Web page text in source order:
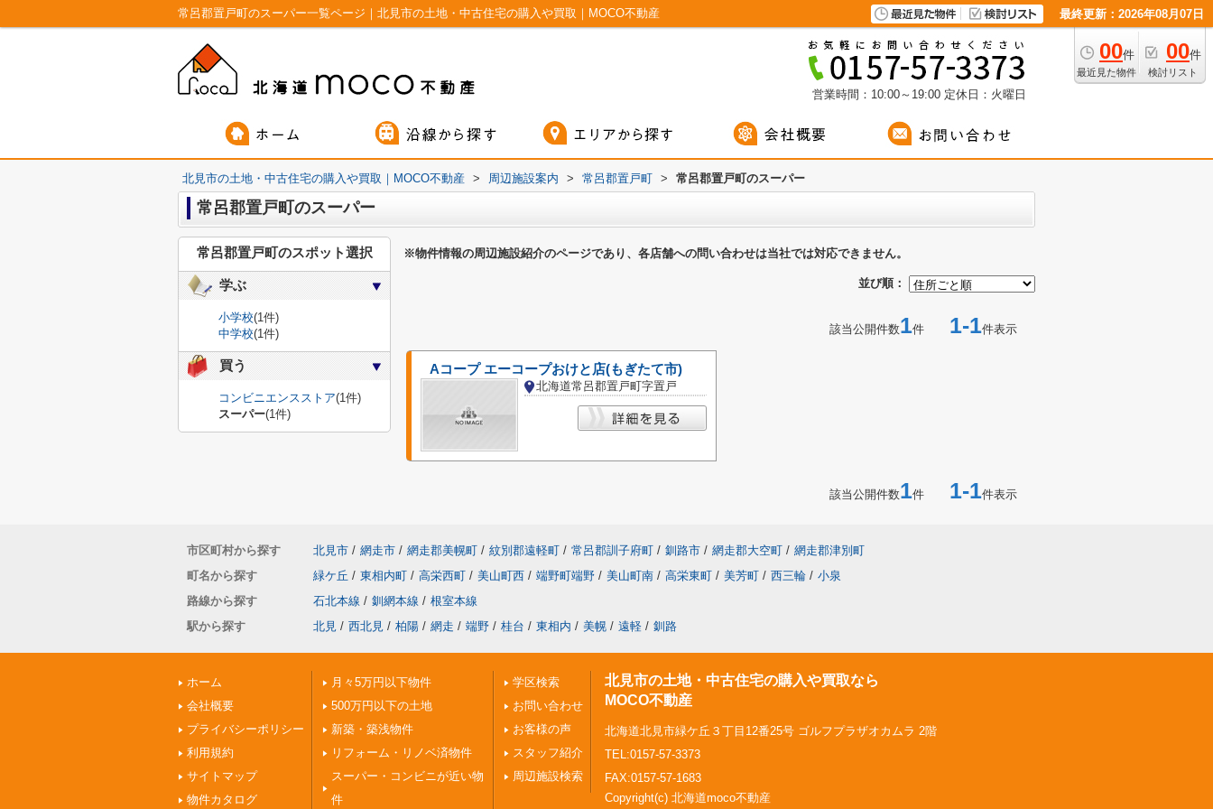
常呂郡置戸町のスーパー一覧ページ｜北見市の土地・中古住宅の購入や買取｜MOCO不動産 最終更新：2026年08月07日
00件
最近見た物件
00件
検討リスト
営業時間：10:00～19:00 定休日：火曜日
北見市の土地・中古住宅の購入や買取｜MOCO不動産 > 周辺施設案内 > 常呂郡置戸町 > 常呂郡置戸町のスーパー
常呂郡置戸町のスーパー
※物件情報の周辺施設紹介のページであり、各店舗への問い合わせは当社では対応できません。
並び順：
該当公開件数1件 1-1件表示
Aコープ エーコープおけと店(もぎたて市)
北海道常呂郡置戸町字置戸
該当公開件数1件 1-1件表示
常呂郡置戸町のスポット選択
学ぶ
小学校(1件)
中学校(1件)
買う
コンビニエンスストア(1件)
スーパー(1件)
市区町村から探す 北見市 / 網走市 / 網走郡美幌町 / 紋別郡遠軽町 / 常呂郡訓子府町 / 釧路市 / 網走郡大空町 / 網走郡津別町
町名から探す
緑ケ丘 / 東相内町 / 高栄西町 / 美山町西 / 端野町端野 / 美山町南 / 高栄東町 / 美芳町 / 西三輪 / 小泉
路線から探す
石北本線 / 釧網本線 / 根室本線
駅から探す
北見 / 西北見 / 柏陽 / 網走 / 端野 / 桂台 / 東相内 / 美幌 / 遠軽 / 釧路
ホーム
会社概要
プライバシーポリシー
利用規約
サイトマップ
物件カタログ
月々5万円以下物件
500万円以下の土地
新築・築浅物件
リフォーム・リノベ済物件
スーパー・コンビニが近い物
件
学区検索
お問い合わせ
お客様の声
スタッフ紹介
周辺施設検索
北見市の土地・中古住宅の購入や買取なら
MOCO不動産
北海道北見市緑ケ丘３丁目12番25号 ゴルフプラザオカムラ 2階
TEL:0157-57-3373
FAX:0157-57-1683
Copyright(c) 北海道moco不動産